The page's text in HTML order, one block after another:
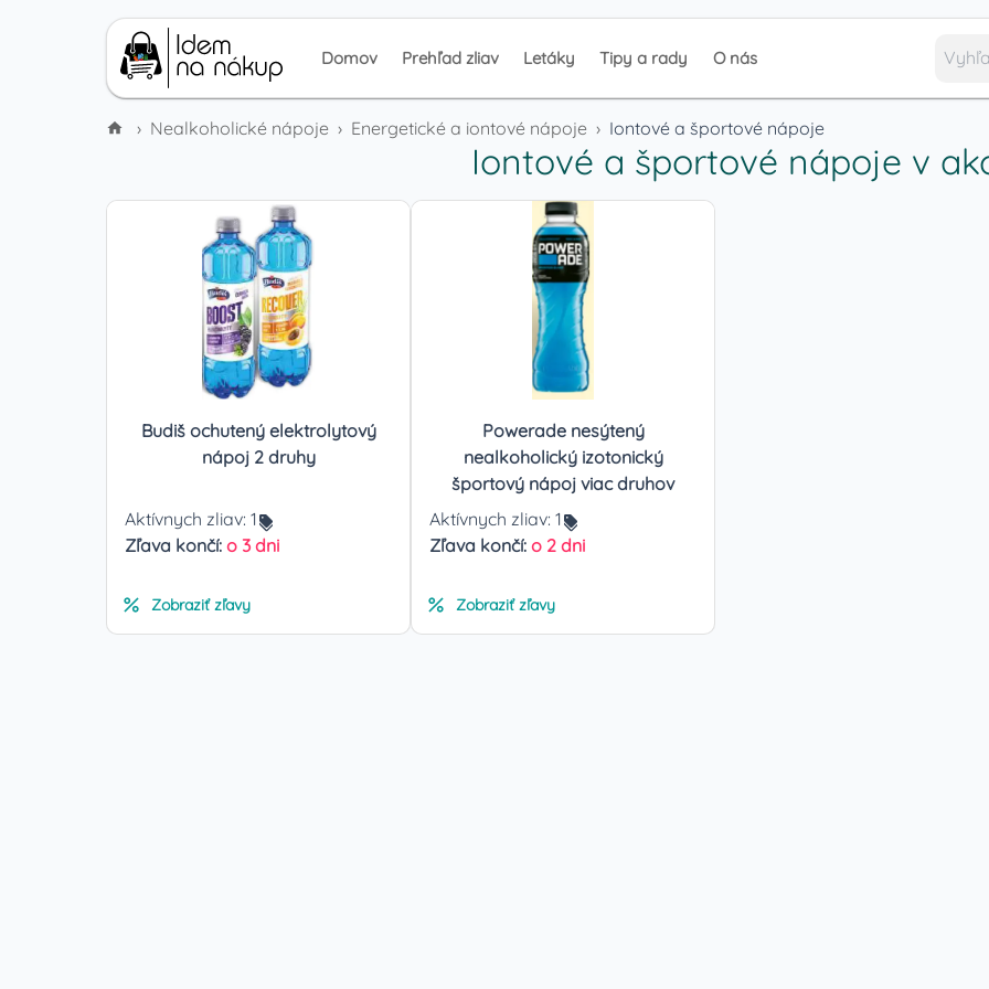
Domov Prehľad zliav Letáky Tipy a rady O nás
› Nealkoholické nápoje › Energetické a iontové nápoje › Iontové a športové nápoje
Iontové a športové nápoje v
Budiš ochutený elektrolytový
nápoj 2 druhy
Aktívnych zliav: 1
Zľava končí: o 3 dni
Zobraziť zľavy
Powerade nesýtený
nealkoholický izotonický
športový nápoj viac druhov
Aktívnych zliav: 1
Zľava končí: o 2 dni
Zobraziť zľavy